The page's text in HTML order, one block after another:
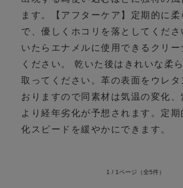
ます。【アフターケア】定期的に柔
で、優しくホコリを落としてくだ
いたらエナメルに使用できるクリー
ください。 乾いた後はきれいな柔
取ってください。革の表面をウレタ
おりますので同素材は気温の変化、
より経年劣化が予想されます。定
化スピードを緩やかにできます。
1 / 1ページ （全5件）